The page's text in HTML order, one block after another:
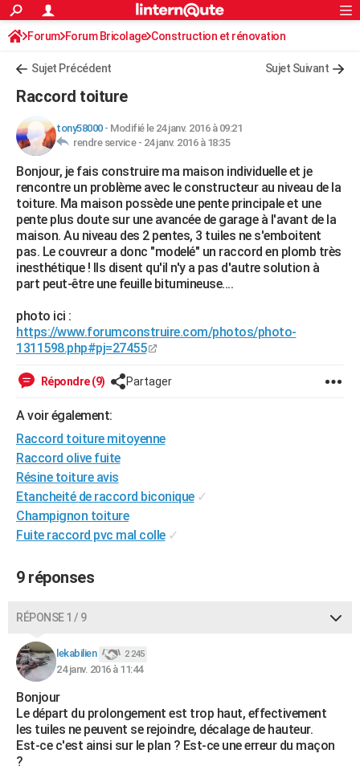
ACTUALITÉS
Politique
Société
Faits Divers
Education
Monde
Villes
+
Retraite
Impôts
Epargne
Immobilier
Risques naturels par ville
Banque
Assurance
Crédit
AUTO
Essais
Réserver un essai
Citadines
Berlines
SUV
Forum auto
+HIGH-TECH
Mobiles
Meilleur smartphone
Internet
Ordinateurs
Jeux vidéo
Guide high-tech
+BRICOLAGE
Forum
Aménagement intérieur
Extérieur
Cuisine
Salle de bains
Jardinage
Rangement
WEEK-END
Guides de France
Escapades
Patrimoine
Expositions
Musées
Week-end nature
LIFESTYLE
Art de vivre
Bien-être
Loisirs
ModeModes de vie
SANTE
Alimentation
Guide de la santé
Maladies
Médicaments
Sommeil
VOYAGE
Destinations
City break
Voyage nature
Voyage de noces
Forum
Climat
PHOTO
GUIDES D'ACHAT
BONS PLANS
CARTE DE VOEUX
Carte de Noël
Carte Bonne année
Carte Saint-Valentin
Carte Pâques
Carte d'anniversaire
DICTIONNAIRE
Dictionnaire
Biographies
Citations
Expressions
Proverbes
PROGRAMME TV
COPAINS D'AVANT
FORUM
Bricolage
Lifestyle
Culture
Sport
Auto
Television
Voyage
Cinema
Rechercher
S'inscrire
Connexion
Forum Forum Bricolage Construction et rénovation
Charpente, toiture, combles
Sujet Précédent Sujet Suivant
Raccord toiture
tony58000- Modifié le 24 janv. 2016 à 09:21
rendre service - 24 janv. 2016 à 18:35
Bonjour, je fais construire ma maison individuelle et je
rencontre un problème avec le constructeur au niveau de la
toiture. Ma maison possède une pente principale et une
pente plus doute sur une avancée de garage à l'avant de la
maison. Au niveau des 2 pentes, 3 tuiles ne s'emboitent
pas. Le couvreur a donc "modelé" un raccord en plomb très
inesthétique ! Ils disent qu'il n'y a pas d'autre solution à
part peut-être une feuille bitumineuse....
photo ici :
https://www.forumconstruire.com/photos/photo-
1311598.php#pj=27455
Répondre (9) Partager
A voir également:
Raccord toiture mitoyenne
Raccord olive fuite
Résine toiture avis
Etancheité de raccord biconique ✓
Champignon toiture
Fuite raccord pvc mal colle ✓
9 réponses
RÉPONSE 1 / 9
lekabilien 2 245
24 janv. 2016 à 11:44
Bonjour
Le départ du prolongement est trop haut, effectivement
les tuiles ne peuvent se rejoindre, décalage de hauteur.
Est-ce c'est ainsi sur le plan ? Est-ce une erreur du maçon
?